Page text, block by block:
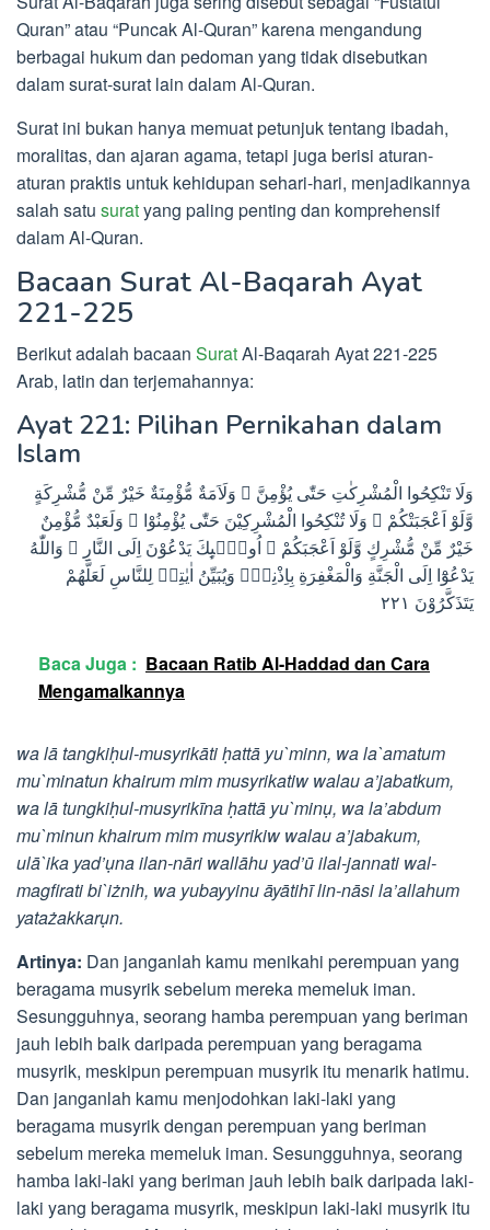
Quran” atau “Puncak Al-Quran” karena mengandung
berbagai hukum dan pedoman yang tidak disebutkan
dalam surat-surat lain dalam Al-Quran.
Surat ini bukan hanya memuat petunjuk tentang ibadah,
moralitas, dan ajaran agama, tetapi juga berisi aturan-
aturan praktis untuk kehidupan sehari-hari, menjadikannya
salah satu suratyang paling penting dan komprehensif
dalam Al-Quran.
Bacaan Surat Al-Baqarah Ayat
221-225
Berikut adalah bacaan SuratAl-Baqarah Ayat 221-225
Arab, latin dan terjemahannya:
Ayat 221: Pilihan Pernikahan dalam
Islam
وَلَا تَنْكِحُوا الْمُشْرِكٰتِ حَتّٰى يُؤْمِنَّ ۗ وَلَاَمَةٌ مُّؤْمِنَةٌ خَيْرٌ مِّنْ مُّشْرِكَةٍ
وَّلَوْ اَعْجَبَتْكُمْ ۚ وَلَا تُنْكِحُوا الْمُشْرِكِيْنَ حَتّٰى يُؤْمِنُوْا ۗ وَلَعَبْدٌ مُّؤْمِنٌ
خَيْرٌ مِّنْ مُّشْرِكٍ وَّلَوْ اَعْجَبَكُمْ ۗ اُولٰۤىِٕكَ يَدْعُوْنَ اِلَى النَّارِ ۖ وَاللّٰهُ
يَدْعُوْٓا اِلَى الْجَنَّةِ وَالْمَغْفِرَةِ بِاِذْنِهٖۚ وَيُبَيِّنُ اٰيٰتِهٖ لِلنَّاسِ لَعَلَّهُمْ
يَتَذَكَّرُوْنَ ٢٢١
Baca Juga : Bacaan Ratib Al-Haddad dan Cara
Mengamalkannya
wa lā tangkiḥul-musyrikāti ḥattā yu`minn, wa la`amatum
mu`minatun khairum mim musyrikatiw walau a’jabatkum,
wa lā tungkiḥul-musyrikīna ḥattā yu`minụ, wa la’abdum
mu`minun khairum mim musyrikiw walau a’jabakum,
ulā`ika yad’ụna ilan-nāri wallāhu yad’ū ilal-jannati wal-
magfirati bi`iżnih, wa yubayyinu āyātihī lin-nāsi la’allahum
yatażakkarụn.
Artinya: Dan janganlah kamu menikahi perempuan yang
beragama musyrik sebelum mereka memeluk iman.
Sesungguhnya, seorang hamba perempuan yang beriman
jauh lebih baik daripada perempuan yang beragama
musyrik, meskipun perempuan musyrik itu menarik hatimu.
Dan janganlah kamu menjodohkan laki-laki yang
beragama musyrik dengan perempuan yang beriman
sebelum mereka memeluk iman. Sesungguhnya, seorang
hamba laki-laki yang beriman jauh lebih baik daripada laki-
laki yang beragama musyrik, meskipun laki-laki musyrik itu